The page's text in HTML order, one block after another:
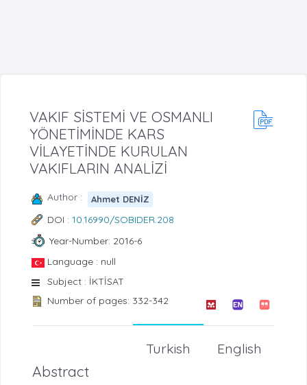
VAKIF SİSTEMİ VE OSMANLI
YÖNETİMİNDE KARS
VİLAYETİNDE KURULAN
VAKIFLARIN ANALİZİ
Author : Ahmet DENİZ
DOI : 10.16990/SOBIDER.208
Year-Number: 2016-6
Language : null
Subject : İKTİSAT
Number of pages: 332-342
English
Turkish
Abstract